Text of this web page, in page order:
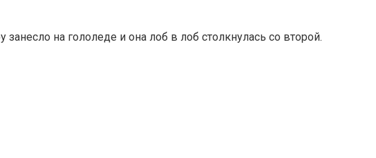
на гололеде и она лоб в лоб столкнулась со второй.